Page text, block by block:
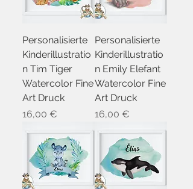
Personalisierte
Kinderillustratio
n Tim Tiger
Watercolor Fine
Art Druck
Preis
16,00 €
Personalisierte
Kinderillustratio
n Emily Elefant
Watercolor Fine
Art Druck
Preis
16,00 €